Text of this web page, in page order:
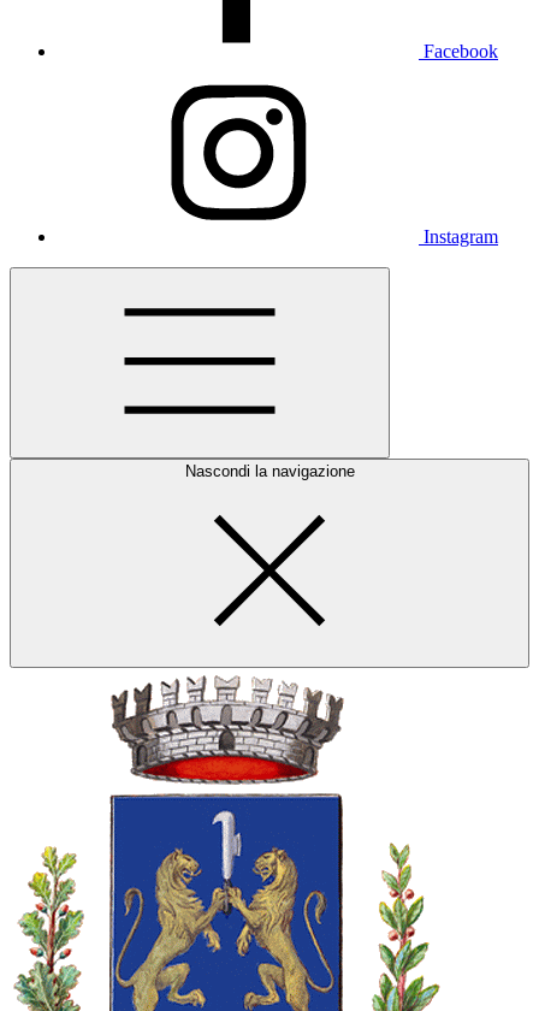
Facebook
Instagram
Nascondi la navigazione